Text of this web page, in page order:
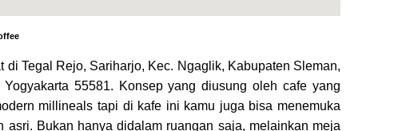
di Tegal Rejo, Sariharjo, Kec. Ngaglik, Kabupaten Sleman,
Yogyakarta 55581. Konsep yang diusung oleh cafe yang
millineals tapi di kafe ini kamu juga bisa menemuka
asri. Bukan hanya didalam ruangan saja, melainkan meja